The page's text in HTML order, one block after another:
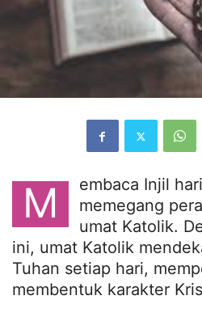
M
embaca Injil
memegang
umat Katolik.
ini, umat Katolik
Tuhan setiap hari,
membentuk karakter